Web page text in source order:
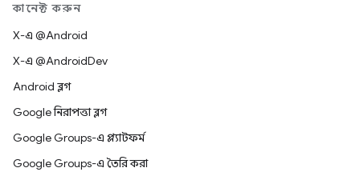
কানেক্ট করুন
X-এ @Android
X-এ @AndroidDev
Android ব্লগ
Google নিরাপত্তা ব্লগ
Google Groups-এ প্ল্যাটফর্ম
Google Groups-এ তৈরি করা